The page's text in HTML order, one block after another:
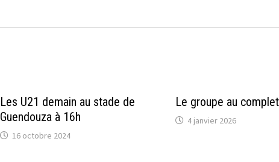
Les U21 demain au stade de
Guendouza à 16h
16 octobre 2024
Le groupe au complet
4 janvier 2026